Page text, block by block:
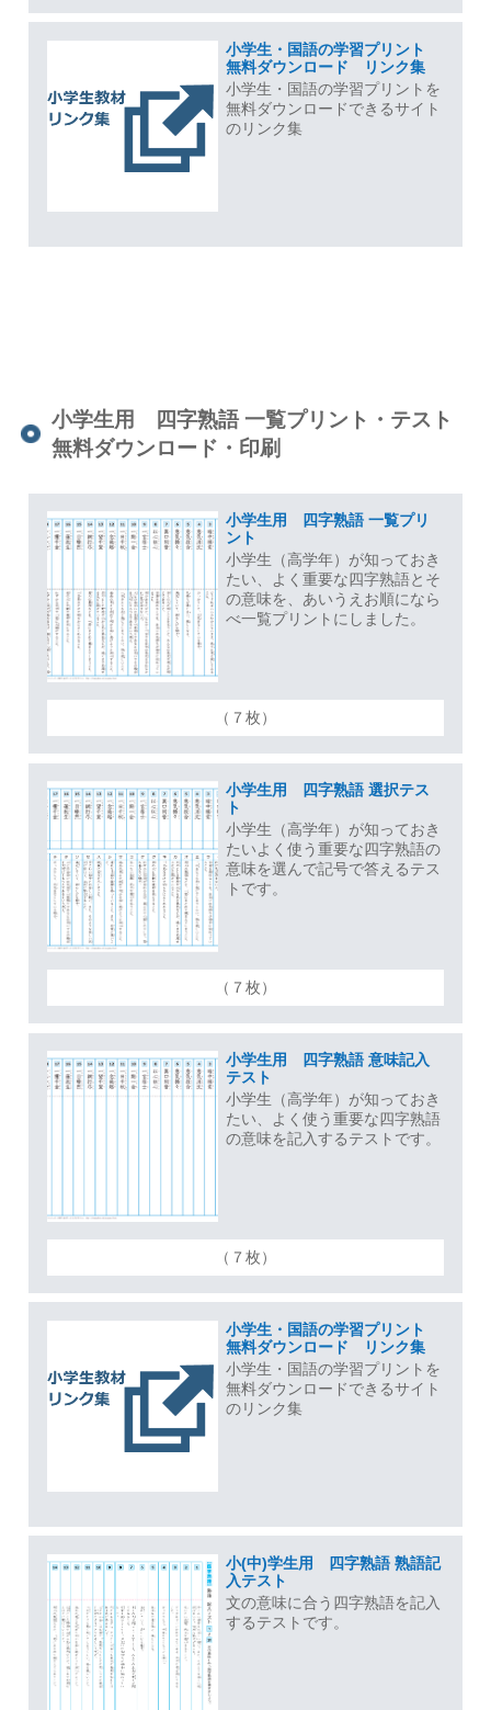
小学生・国語の学習プリント
無料ダウンロード リンク集
小学生・国語の学習プリントを
無料ダウンロードできるサイト
のリンク集
小学生用 四字熟語 一覧プリント・テスト
無料ダウンロード・印刷
小学生用 四字熟語 一覧プリ
ント
小学生（高学年）が知っておき
たい、よく重要な四字熟語とそ
の意味を、あいうえお順になら
べ一覧プリントにしました。
（７枚）
小学生用 四字熟語 選択テス
ト
小学生（高学年）が知っておき
たいよく使う重要な四字熟語の
意味を選んで記号で答えるテス
トです。
（７枚）
小学生用 四字熟語 意味記入
テスト
小学生（高学年）が知っておき
たい、よく使う重要な四字熟語
の意味を記入するテストです。
（７枚）
小学生・国語の学習プリント
無料ダウンロード リンク集
小学生・国語の学習プリントを
無料ダウンロードできるサイト
のリンク集
小(中)学生用 四字熟語 熟語記
入テスト
文の意味に合う四字熟語を記入
するテストです。